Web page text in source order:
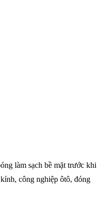
làm sạch bề mặt trước khi
công nghiệp ôtô, đóng